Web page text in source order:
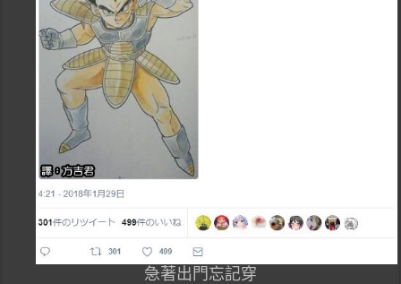
急著出門忘記穿